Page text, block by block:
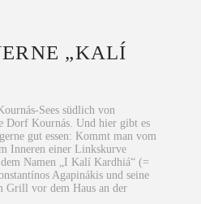
„KALÍ
Sees südlich von
Dorf Kournás. Und hier gibt es
gut essen: Kommt man vom
Inneren einer Linkskurve
Namen „I Kalí Kardhiá“ (=
Agapinákis und seine
Grill vor dem Haus an der